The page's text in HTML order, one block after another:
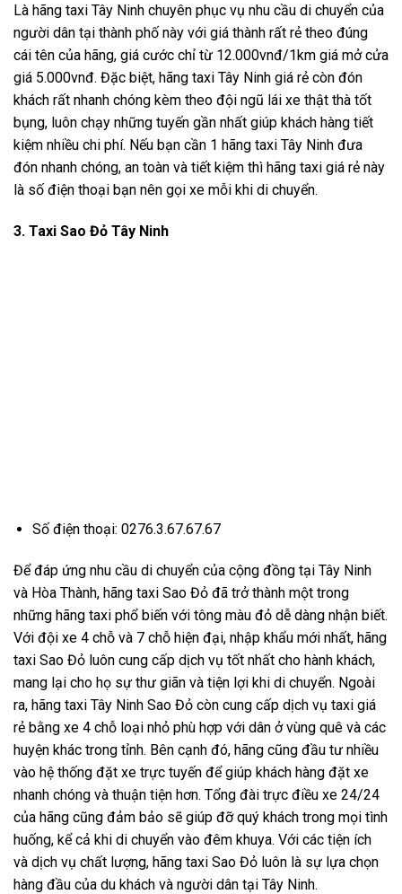
Là hãng taxi Tây Ninh chuyên phục vụ nhu cầu di chuyển của
người dân tại thành phố này với giá thành rất rẻ theo đúng
cái tên của hãng, giá cước chỉ từ 12.000vnđ/1km giá mở cửa
giá 5.000vnđ. Đặc biệt, hãng taxi Tây Ninh giá rẻ còn đón
khách rất nhanh chóng kèm theo đội ngũ lái xe thật thà tốt
bụng, luôn chạy những tuyến gần nhất giúp khách hàng tiết
kiệm nhiều chi phí. Nếu bạn cần 1 hãng taxi Tây Ninh đưa
đón nhanh chóng, an toàn và tiết kiệm thì hãng taxi giá rẻ này
là số điện thoại bạn nên gọi xe mỗi khi di chuyển.
3. Taxi Sao Đỏ Tây Ninh
Số điện thoại: 0276.3.67.67.67
Để đáp ứng nhu cầu di chuyển của cộng đồng tại Tây Ninh
và Hòa Thành, hãng taxi Sao Đỏ đã trở thành một trong
những hãng taxi phổ biến với tông màu đỏ dễ dàng nhận biết.
Với đội xe 4 chỗ và 7 chỗ hiện đại, nhập khẩu mới nhất, hãng
taxi Sao Đỏ luôn cung cấp dịch vụ tốt nhất cho hành khách,
mang lại cho họ sự thư giãn và tiện lợi khi di chuyển. Ngoài
ra, hãng taxi Tây Ninh Sao Đỏ còn cung cấp dịch vụ taxi giá
rẻ bằng xe 4 chỗ loại nhỏ phù hợp với dân ở vùng quê và các
huyện khác trong tỉnh. Bên cạnh đó, hãng cũng đầu tư nhiều
vào hệ thống đặt xe trực tuyến để giúp khách hàng đặt xe
nhanh chóng và thuận tiện hơn. Tổng đài trực điều xe 24/24
của hãng cũng đảm bảo sẽ giúp đỡ quý khách trong mọi tình
huống, kể cả khi di chuyển vào đêm khuya. Với các tiện ích
và dịch vụ chất lượng, hãng taxi Sao Đỏ luôn là sự lựa chọn
hàng đầu của du khách và người dân tại Tây Ninh.